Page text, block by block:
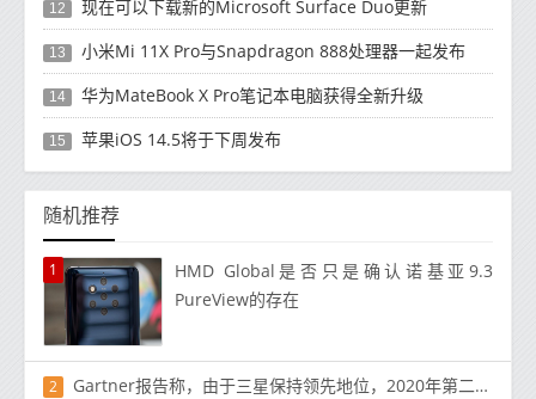
12 现在可以下载新的Microsoft Surface Duo更新
13 小米Mi 11X Pro与Snapdragon 888处理器一起发布
14 华为MateBook X Pro笔记本电脑获得全新升级
15 苹果iOS 14.5将于下周发布
随机推荐
1
HMD Global是否只是确认诺基亚9.3
PureView的存在
2 Gartner报告称，由于三星保持领先地位，2020年第二季度全球手机出货量将下降